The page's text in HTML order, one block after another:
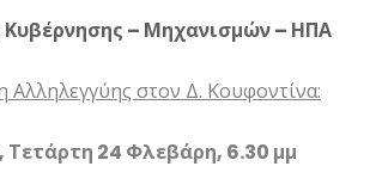
Κυβέρνησης – Μηχανισμών – ΗΠΑ
Αλληλεγγύης στον Δ. Κουφοντίνα:
Τετάρτη 24 Φλεβάρη, 6.30 μμ